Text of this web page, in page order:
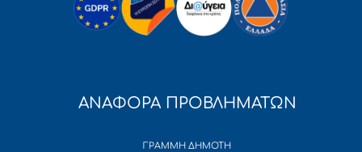
ΑΝΑΦΟΡΑ ΠΡΟΒΛΗΜΑΤΩΝ
ΓΡΑΜΜΗ ΔΗΜΟΤΗ